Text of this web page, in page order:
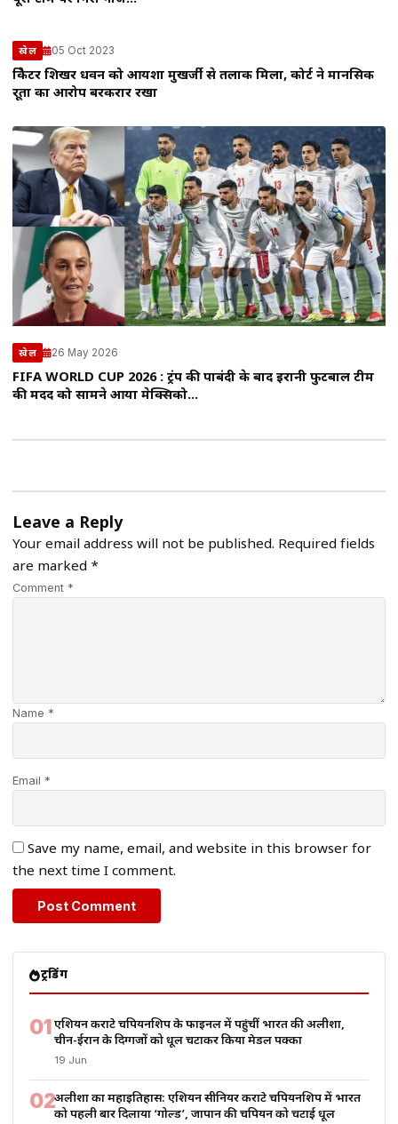
खेल 05 Oct 2023
क्रिकेटर शिखर धवन को आयशा मुखर्जी से तलाक मिला, कोर्ट ने मानसिक
क्रूरता का आरोप बरकरार रखा
खेल 26 May 2026
FIFA WORLD CUP 2026 : ट्रंप की पाबंदी के बाद इरानी फुटबाल टीम
की मदद को सामने आया मेक्सिको…
Leave a Reply
Your email address will not be published. Required fields
are marked *
Comment *
Name *
Email *
Save my name, email, and website in this browser for
the next time I comment.
ट्रेंडिंग
01एशियन कराटे चैंपियनशिप के फाइनल में पहुंचीं भारत की अलीशा,
चीन-ईरान के दिग्गजों को धूल चटाकर किया मेडल पक्का
19 Jun
02अलीशा का महाइतिहास: एशियन सीनियर कराटे चैंपियनशिप में भारत
को पहली बार दिलाया ‘गोल्ड’, जापान की चैंपियन को चटाई धूल